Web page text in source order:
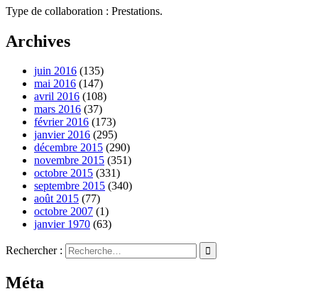
Type de collaboration : Prestations.
Archives
juin 2016 (135)
mai 2016 (147)
avril 2016 (108)
mars 2016 (37)
février 2016 (173)
janvier 2016 (295)
décembre 2015 (290)
novembre 2015 (351)
octobre 2015 (331)
septembre 2015 (340)
août 2015 (77)
octobre 2007 (1)
janvier 1970 (63)
Rechercher :
Méta